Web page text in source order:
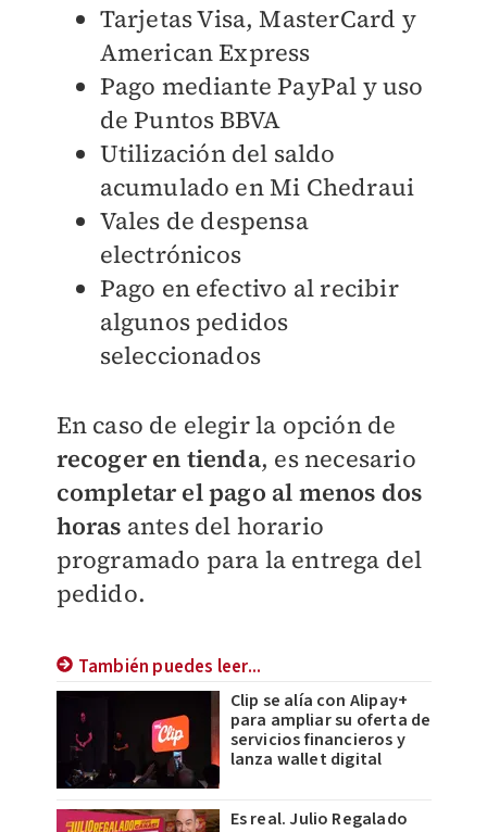
Tarjetas Visa, MasterCard y
American Express
Pago mediante PayPal y uso
de Puntos BBVA
Utilización del saldo
acumulado en Mi Chedraui
Vales de despensa
electrónicos
Pago en efectivo al recibir
algunos pedidos
seleccionados
En caso de elegir la opción de
recoger en tienda, es necesario
completar el pago al menos dos
horas antes del horario
programado para la entrega del
pedido.
También puedes leer...
Clip se alía con Alipay+
para ampliar su oferta de
servicios financieros y
lanza wallet digital
Es real. Julio Regalado